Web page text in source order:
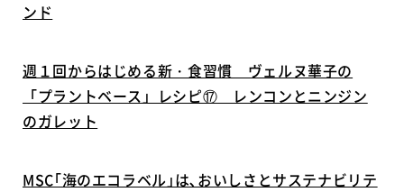
ンド
週１回からはじめる新・食習慣 ヴェルヌ華子の
「プラントベース」レシピ⑰ レンコンとニンジン
のガレット
MSC｢海のエコラベル｣は､おいしさとサステナビリテ